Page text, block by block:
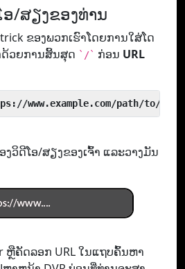
/ສຽງຂອງທ່ານ
ຂອງພວກເຮົາໂດຍການໃສ່ໂດ
ດ້ວຍການສິ້ນສຸດ `/` ກ່ອນ URL
www.example.com/path/to/
ງວິດີໂອ/ສຽງຂອງເຈົ້າ ແລະວາງມັນ
ຫຼືຄັດລອກ URL ໃນແຖບຄົ້ນຫາ